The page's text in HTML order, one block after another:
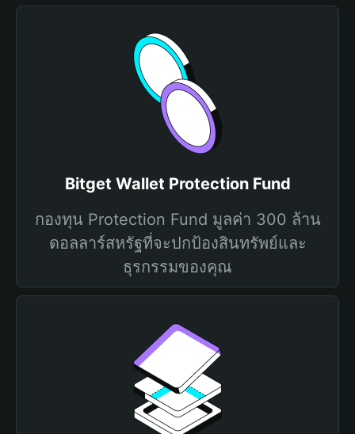
Bitget Wallet Protection Fund
กองทุน Protection Fund มูลค่า 300 ล้าน
ดอลลาร์สหรัฐที่จะปกป้องสินทรัพย์และ
ธุรกรรมของคุณ